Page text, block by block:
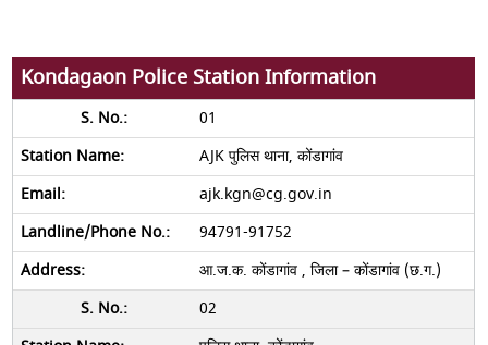
Kondagaon Police Station Information
01
AJK पुलिस थाना, कोंडागांव
ajk.kgn@cg.gov.in
94791-91752
आ.ज.क. कोंडागांव , जिला – कोंडागांव (छ.ग.)
02